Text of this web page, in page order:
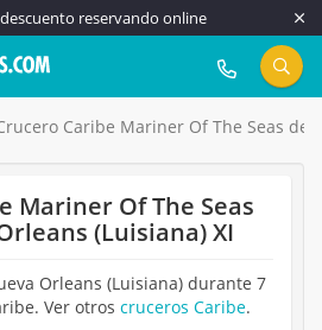
reservando online
917 815 555
Caribe Mariner Of The Seas
Mariner Of The Seas
(Luisiana) XI
Orleans (Luisiana) durante 7
Ver otros cruceros Caribe.